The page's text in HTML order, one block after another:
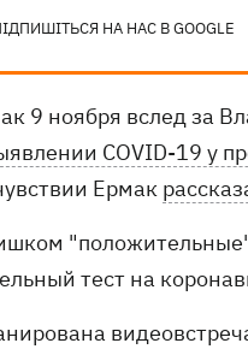
НА НАС В GOOGLE
9 ноября вслед за
COVID-19 у
Ермак
тест на